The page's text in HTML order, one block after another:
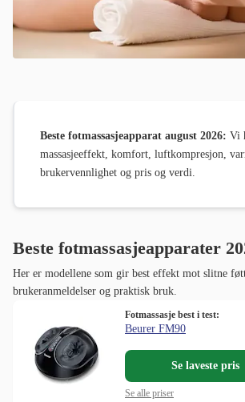
Beste fotmassasjeapparat august 2026: Vi
massasjeeffekt, komfort, luftkompresjon,
brukervennlighet og pris og verdi.
Beste fotmassasjeapparater
Her er modellene som gir best effekt mot slitne
brukeranmeldelser og praktisk bruk.
Fotmassasje best i test:
Beurer FM90
Se laveste pris
Se alle priser